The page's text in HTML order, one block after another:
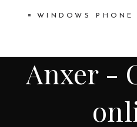
WINDOWS PHONE
Anxer -